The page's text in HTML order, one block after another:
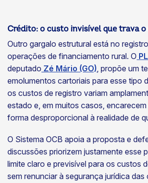
Crédito: o custo invisível que trava o
Outro gargalo estrutural está no
operações de financiamento rural. O
deputado Zé Mário (GO) , propõe um
emolumentos cartoriais para esse tipo
os custos de registro variam
estado e, em muitos casos,
forma desproporcional à realidade de
O Sistema OCB apoia a proposta e
discussões priorizem justamente esse
limite claro e previsível para os custos
sem renunciar à segurança jurídica